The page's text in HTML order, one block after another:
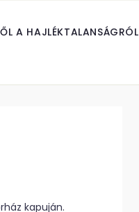
A HAJLÉKTALANSÁGRÓL
kapuján.